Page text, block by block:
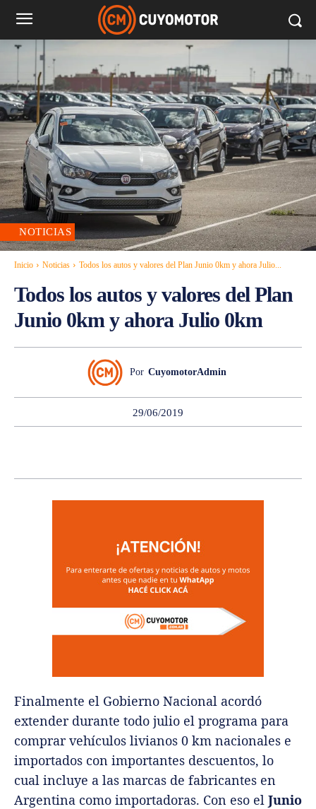
NOTICIAS
Inicio Noticias Todos los autos y valores del Plan Junio 0km y ahora Julio...
Todos los autos y valores del Plan
Junio 0km y ahora Julio 0km
Por CuyomotorAdmin
29/06/2019
Finalmente el Gobierno Nacional acordó
extender durante todo julio el programa para
comprar vehículos livianos 0 km nacionales e
importados con importantes descuentos, lo
cual incluye a las marcas de fabricantes en
Argentina como importadoras. Con eso el Junio